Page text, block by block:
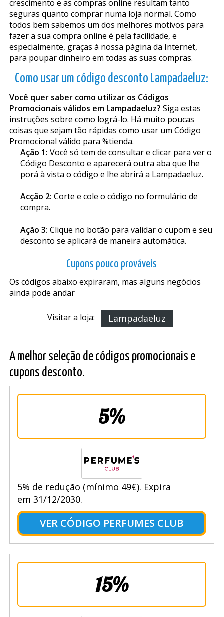
crescimento e as compras online resultam tanto
seguras quanto comprar numa loja normal. Como
todos bem sabemos um dos melhores motivos para
fazer a sua compra online é pela facilidade, e
especialmente, graças á nossa página da Internet,
para poupar dinheiro em todas as suas compras.
Como usar um código desconto Lampadaeluz:
Você quer saber como utilizar os Códigos
Promocionais válidos em Lampadaeluz? Siga estas
instruções sobre como lográ-lo. Há muito poucas
coisas que sejam tão rápidas como usar um Código
Promocional válido para %tienda.
Ação 1: Você só tem de consultar e clicar para ver o
Código Desconto e aparecerá outra aba que lhe
porá à vista o código e lhe abrirá a Lampadaeluz.
Acção 2: Corte e cole o código no formulário de
compra.
Ação 3: Clique no botão para validar o cupom e seu
desconto se aplicará de maneira automática.
Cupons pouco prováveis
Os códigos abaixo expiraram, mas alguns negócios
ainda pode andar
Visitar a loja: Lampadaeluz
A melhor seleção de códigos promocionais e
cupons desconto.
5%
5% de redução (mínimo 49€). Expira
em 31/12/2030.
VER CÓDIGO PERFUMES CLUB
15%